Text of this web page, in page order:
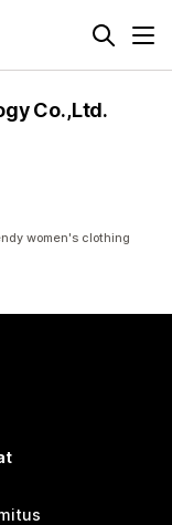
Co.,Ltd.
women's clothing